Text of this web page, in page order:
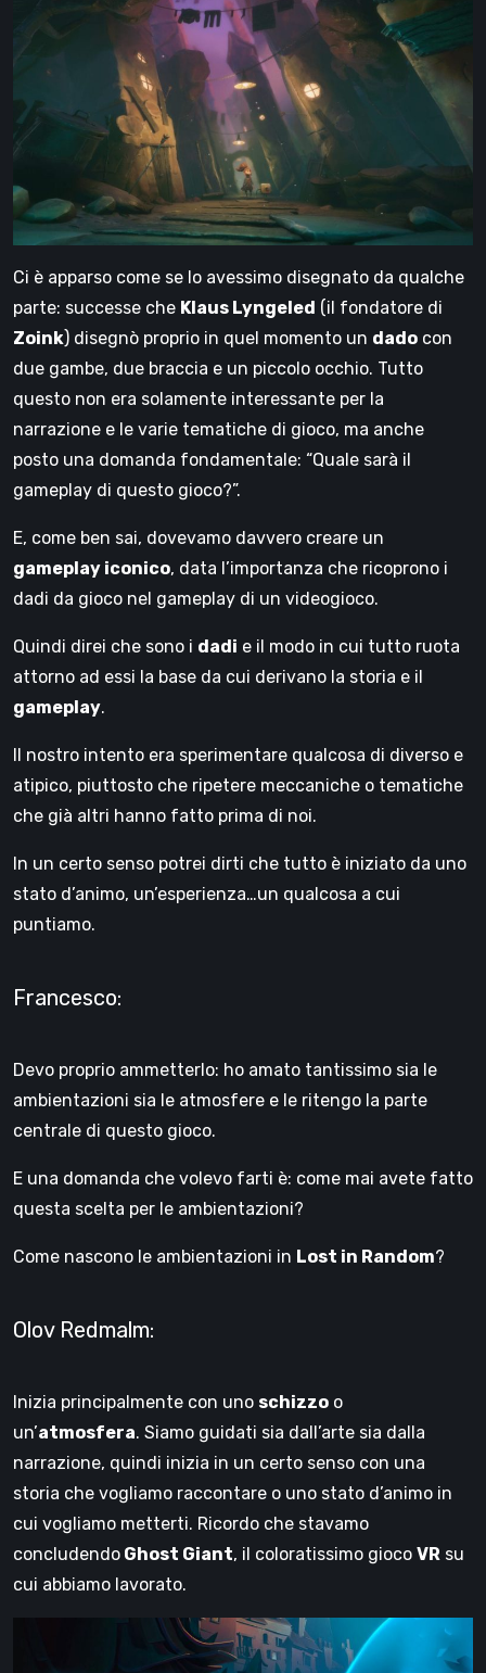
Ci è apparso come se lo avessimo disegnato da qualche
parte: successe che Klaus Lyngeled (il fondatore di
Zoink) disegnò proprio in quel momento un dado con
due gambe, due braccia e un piccolo occhio. Tutto
questo non era solamente interessante per la
narrazione e le varie tematiche di gioco, ma anche
posto una domanda fondamentale: “Quale sarà il
gameplay di questo gioco?”.
E, come ben sai, dovevamo davvero creare un
gameplay iconico, data l’importanza che ricoprono i
dadi da gioco nel gameplay di un videogioco.
Quindi direi che sono i dadi e il modo in cui tutto ruota
attorno ad essi la base da cui derivano la storia e il
gameplay.
Il nostro intento era sperimentare qualcosa di diverso e
atipico, piuttosto che ripetere meccaniche o tematiche
che già altri hanno fatto prima di noi.
In un certo senso potrei dirti che tutto è iniziato da uno
stato d’animo, un’esperienza…un qualcosa a cui
puntiamo.
Francesco:
Devo proprio ammetterlo: ho amato tantissimo sia le
ambientazioni sia le atmosfere e le ritengo la parte
centrale di questo gioco.
E una domanda che volevo farti è: come mai avete fatto
questa scelta per le ambientazioni?
Come nascono le ambientazioni in Lost in Random?
Olov Redmalm:
Inizia principalmente con uno schizzo o
un’atmosfera. Siamo guidati sia dall’arte sia dalla
narrazione, quindi inizia in un certo senso con una
storia che vogliamo raccontare o uno stato d’animo in
cui vogliamo metterti. Ricordo che stavamo
concludendo Ghost Giant, il coloratissimo gioco VR su
cui abbiamo lavorato.